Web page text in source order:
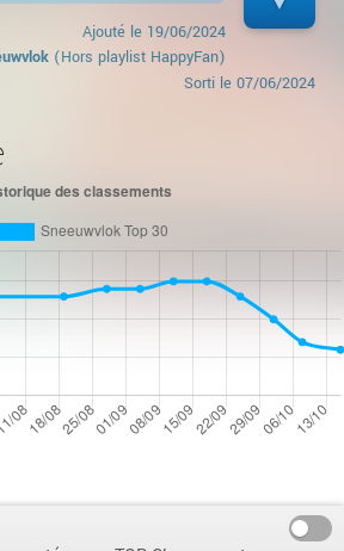
Ajouté le 19/06/2024
(Hors playlist HappyFan)
Sorti le 07/06/2024
On